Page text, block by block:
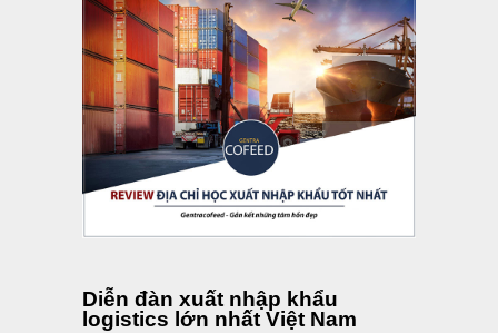
Diễn đàn xuất nhập khẩu
logistics lớn nhất Việt Nam